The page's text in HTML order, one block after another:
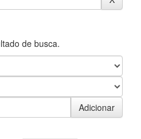
de busca.